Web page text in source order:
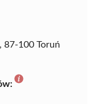
87-100 Toruń